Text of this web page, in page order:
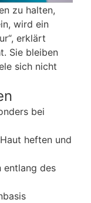
zu halten,
wird ein
erklärt
Sie bleiben
sich nicht
bei
heften und
entlang des